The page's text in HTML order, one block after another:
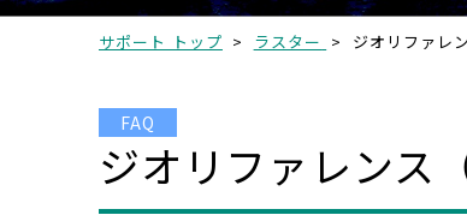
サポート トップ > ラスター > ジオリファレ
FAQ
ジオリファレンス